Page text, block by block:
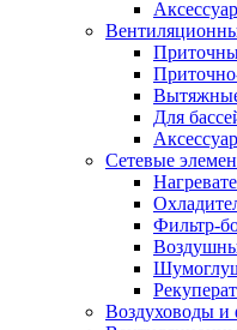
Для
Сетевые
Фильтр-
Воздуховоды и